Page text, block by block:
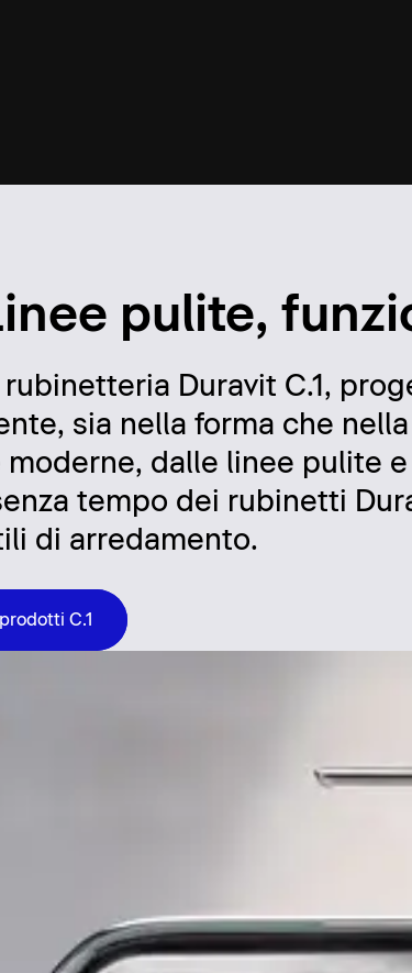
pulite,
rubinetteria Duravit C.1,
sia nella forma che
moderne, dalle linee pulite
tempo dei rubinetti
di arredamento.
C.1